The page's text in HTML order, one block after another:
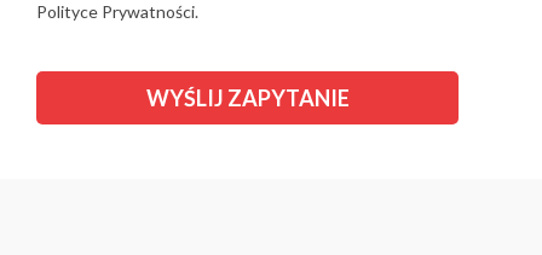
Polityce Prywatności.